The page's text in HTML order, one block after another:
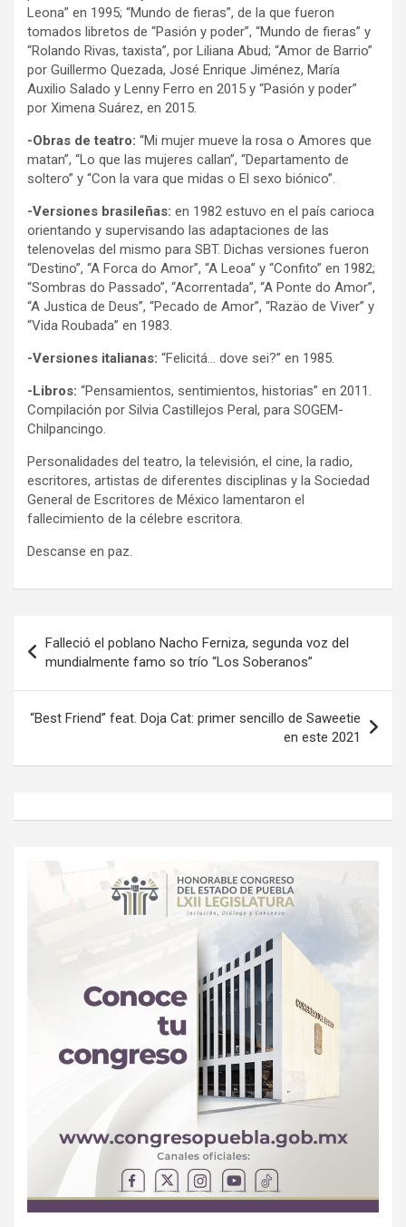
Leona” en 1995; “Mundo de fieras”, de la que fueron
tomados libretos de “Pasión y poder”, “Mundo de fieras” y
“Rolando Rivas, taxista”, por Liliana Abud; “Amor de Barrio”
por Guillermo Quezada, José Enrique Jiménez, María
Auxilio Salado y Lenny Ferro en 2015 y “Pasión y poder”
por Ximena Suárez, en 2015.
-Obras de teatro: “Mi mujer mueve la rosa o Amores que
matan”, “Lo que las mujeres callan”, “Departamento de
soltero” y “Con la vara que midas o El sexo biónico”.
-Versiones brasileñas: en 1982 estuvo en el país carioca
orientando y supervisando las adaptaciones de las
telenovelas del mismo para SBT. Dichas versiones fueron
“Destino”, “A Forca do Amor”, “A Leoa” y “Confito” en 1982;
“Sombras do Passado”, “Acorrentada”, “A Ponte do Amor”,
“A Justica de Deus”, “Pecado de Amor”, “Razäo de Viver” y
“Vida Roubada” en 1983.
-Versiones italianas: “Felicitá… dove sei?” en 1985.
-Libros: “Pensamientos, sentimientos, historias” en 2011.
Compilación por Silvia Castillejos Peral, para SOGEM-
Chilpancingo.
Personalidades del teatro, la televisión, el cine, la radio,
escritores, artistas de diferentes disciplinas y la Sociedad
General de Escritores de México lamentaron el
fallecimiento de la célebre escritora.
Descanse en paz.
de
entradas
Falleció el poblano Nacho Ferniza, segunda voz del
mundialmente famo so trío “Los Soberanos”
“Best Friend” feat. Doja Cat: primer sencillo de Saweetie
en este 2021